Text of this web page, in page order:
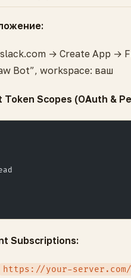
→ Create App →
Bot”, workspace: ваш
Token Scopes (OAuth &
Subscriptions:
https://your-